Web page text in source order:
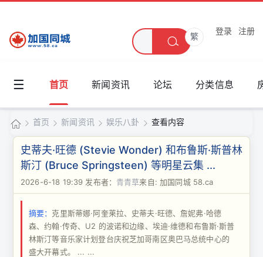
繁
登录 注册
☰ 首页 新闻资讯 论坛 分类信息
加
国
同
城
›
首页 新闻资讯 娱乐八卦
›
查看内容
史蒂夫·旺德 (Stevie Wonder) 和布鲁斯·斯普林
斯汀 (Bruce Springsteen) 等明星云集 ...
2026-6-18 19:39 发布者： 青青草来自: 加国同城 58.ca
摘要： 克里斯蒂娜·阿奎莱拉、史蒂夫·旺德、詹妮弗·哈德
森、约翰·传奇、U2 的波诺和边缘、埃迪·维德和布鲁斯·斯普
林斯汀等音乐家计划登台庆祝芝加哥南区奥巴马总统中心的
盛大开幕式。 ... ...